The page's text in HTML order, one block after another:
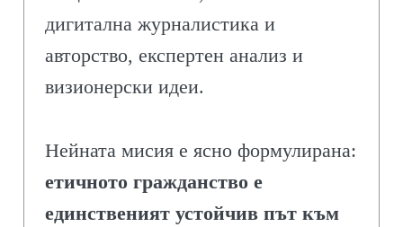
дигитална журналистика и
авторство, експертен анализ и
визионерски идеи.
Нейната мисия е ясно формулирана:
етичното гражданство е
единственият устойчив път към